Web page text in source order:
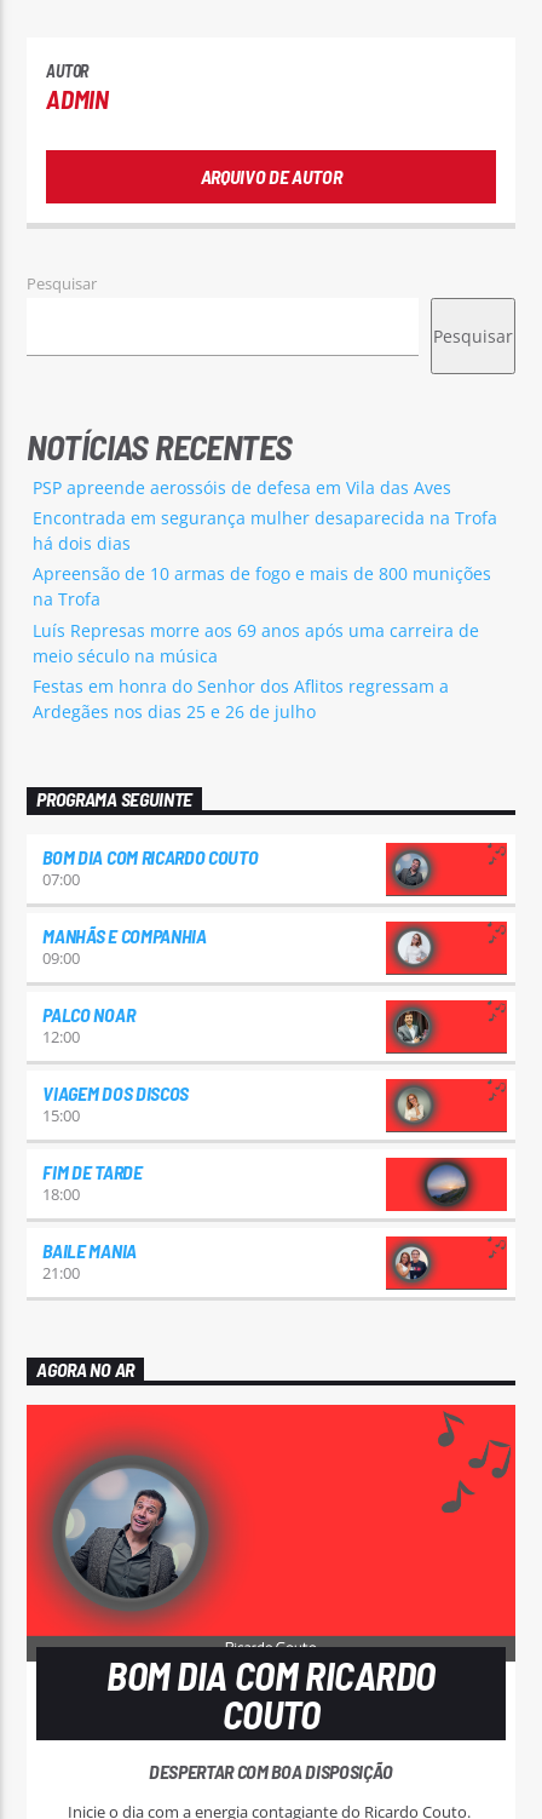
AUTOR
ADMIN
ARQUIVO DE AUTOR
Pesquisar
Pesquisar
NOTÍCIAS RECENTES
PSP apreende aerossóis de defesa em Vila das Aves
Encontrada em segurança mulher desaparecida na Trofa
há dois dias
Apreensão de 10 armas de fogo e mais de 800 munições
na Trofa
Luís Represas morre aos 69 anos após uma carreira de
meio século na música
Festas em honra do Senhor dos Aflitos regressam a
Ardegães nos dias 25 e 26 de julho
PROGRAMA SEGUINTE
BOM DIA COM RICARDO COUTO
07:00
MANHÃS E COMPANHIA
09:00
PALCO NOAR
12:00
VIAGEM DOS DISCOS
15:00
FIM DE TARDE
18:00
BAILE MANIA
21:00
AGORA NO AR
BOM DIA COM RICARDO
COUTO
DESPERTAR COM BOA DISPOSIÇÃO
Inicie o dia com a energia contagiante do Ricardo Couto.